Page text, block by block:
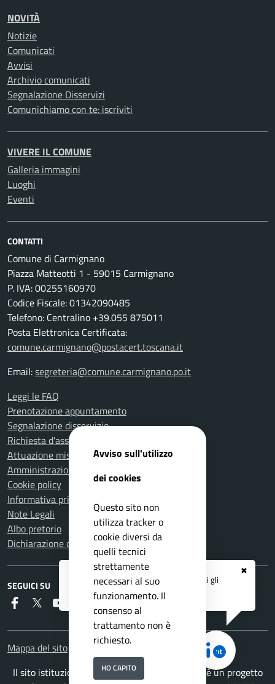
✖
Registrati ai serviziAPP IO
e ricevi tutti gli
aggiornamenti dall'Ente
NOVITÀ
Notizie
Comunicati
Avvisi
Archivio comunicati
Segnalazione Disservizi
Comunichiamo con te: iscriviti
VIVERE IL COMUNE
Galleria immagini
Luoghi
Eventi
CONTATTI
Comune di Carmignano
Piazza Matteotti 1 - 59015 Carmignano
P. IVA: 00255160970
Codice Fiscale: 01342090485
Telefono: Centralino +39.055 875011
Posta Elettronica Certificata:
comune.carmignano@postacert.toscana.it
Email:segreteria@comune.carmignano.po.it
Leggi le FAQ
Prenotazione appuntamento
Segnalazione disservizio
Richiesta d'assistenza
Attuazione misure PNRR
Amministrazione trasparente
Cookie policy
Informativa privacy
Note Legali
Albo pretorio
Dichiarazione di accessibilità
SEGUICI SU
FaceboookTwitter YoutubeRSS
Mappa del sito
Il sito istituzionale del Comune di Carmignano è un progetto
Avviso sull'utilizzo
dei cookies
Questo sito non
utilizza tracker o
cookie diversi da
quelli tecnici
strettamente
necessari al suo
funzionamento. Il
consenso al
trattamento non è
richiesto.
HO CAPITO